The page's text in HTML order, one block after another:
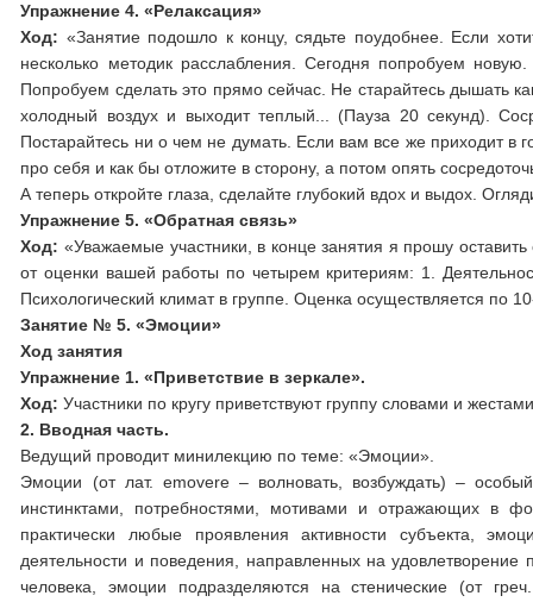
Упражнение 4. «Релаксация»
Ход: «Занятие подошло к концу, сядьте поудобнее. Если
несколько методик расслабления. Сегодня попробуем
Попробуем сделать это прямо сейчас. Не старайтесь дышать
холодный воздух и выходит теплый... (Пауза 20 секунд).
Постарайтесь ни о чем не думать. Если вам все же приходит в
про себя и как бы отложите в сторону, а потом опять
А теперь откройте глаза, сделайте глубокий вдох и выдох.
Упражнение 5. «Обратная связь»
Ход: «Уважаемые участники, в конце занятия я прошу
от оценки вашей работы по четырем критериям: 1.
Психологический климат в группе. Оценка осуществляется по
Занятие № 5. «Эмоции»
Ход занятия
Упражнение 1. «Приветствие в зеркале».
Ход: Участники по кругу приветствуют группу словами и
2. Вводная часть.
Ведущий проводит минилекцию по теме: «Эмоции».
Эмоции (от лат. emovere – волновать, возбуждать) –
инстинктами, потребностями, мотивами и отражающих в
практически любые проявления активности субъекта,
деятельности и поведения, направленных на удовлетворение
человека, эмоции подразделяются на стенические (от